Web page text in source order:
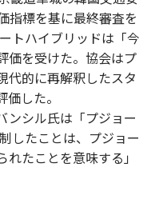
指標を基に最終審査を
トハイブリッドは「今
価を受けた。協会はプ
代的に再解釈したスタ
した。
ンシル氏は「プジョー
したことは、プジョー
たことを意味する」